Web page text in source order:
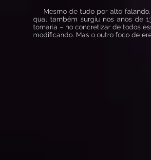
Mesmo de tudo por alto falando,
qual também surgiu nos anos de
tomaria – no concretizar de todos
modificando. Mas o outro foco de